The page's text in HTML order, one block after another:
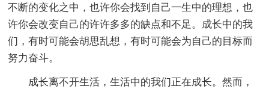
不断的变化之中，也许你会找到自己一生中的理想，也
许你会改变自己的许许多多的缺点和不足。成长中的我
们，有时可能会胡思乱想，有时可能会为自己的目标而
努力奋斗。
成长离不开生活，生活中的我们正在成长。然而，